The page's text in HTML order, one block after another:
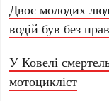
Двоє молодих
водій був без прав
У Ковелі
мотоцикліст